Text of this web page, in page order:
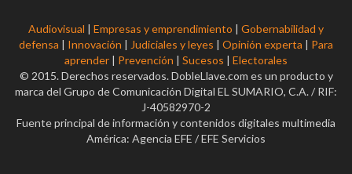
Audiovisual | Empresas y emprendimiento | Gobernabilidad y
defensa | Innovación | Judiciales y leyes | Opinión experta | Para
aprender | Prevención | Sucesos | Electorales
© 2015. Derechos reservados. DobleLlave.com es un producto y
marca del Grupo de Comunicación Digital EL SUMARIO, C.A. / RIF:
J-40582970-2
Fuente principal de información y contenidos digitales multimedia
América: Agencia EFE / EFE Servicios